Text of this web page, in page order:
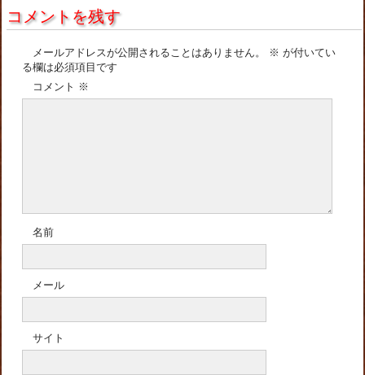
コメントを残す
メールアドレスが公開されることはありません。 ※ が付いてい
る欄は必須項目です
コメント ※
名前
メール
サイト